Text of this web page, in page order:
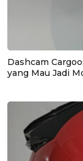
Dashcam
yang Mau Jadi